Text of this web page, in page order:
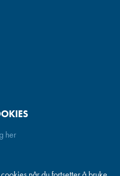
her